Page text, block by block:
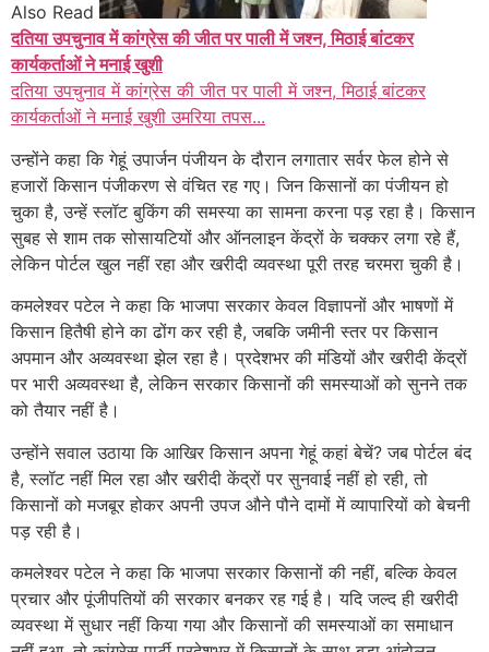
Also Read
दतिया उपचुनाव में कांग्रेस की जीत पर पाली में जश्न, मिठाई बांटकर
कार्यकर्ताओं ने मनाई खुशी
दतिया उपचुनाव में कांग्रेस की जीत पर पाली में जश्न, मिठाई बांटकर
कार्यकर्ताओं ने मनाई खुशी उमरिया तपस...
उन्होंने कहा कि गेहूं उपार्जन पंजीयन के दौरान लगातार सर्वर फेल होने से
हजारों किसान पंजीकरण से वंचित रह गए। जिन किसानों का पंजीयन हो
चुका है, उन्हें स्लॉट बुकिंग की समस्या का सामना करना पड़ रहा है। किसान
सुबह से शाम तक सोसायटियों और ऑनलाइन केंद्रों के चक्कर लगा रहे हैं,
लेकिन पोर्टल खुल नहीं रहा और खरीदी व्यवस्था पूरी तरह चरमरा चुकी है।
कमलेश्वर पटेल ने कहा कि भाजपा सरकार केवल विज्ञापनों और भाषणों में
किसान हितैषी होने का ढोंग कर रही है, जबकि जमीनी स्तर पर किसान
अपमान और अव्यवस्था झेल रहा है। प्रदेशभर की मंडियों और खरीदी केंद्रों
पर भारी अव्यवस्था है, लेकिन सरकार किसानों की समस्याओं को सुनने तक
को तैयार नहीं है।
उन्होंने सवाल उठाया कि आखिर किसान अपना गेहूं कहां बेचें? जब पोर्टल बंद
है, स्लॉट नहीं मिल रहा और खरीदी केंद्रों पर सुनवाई नहीं हो रही, तो
किसानों को मजबूर होकर अपनी उपज औने पौने दामों में व्यापारियों को बेचनी
पड़ रही है।
कमलेश्वर पटेल ने कहा कि भाजपा सरकार किसानों की नहीं, बल्कि केवल
प्रचार और पूंजीपतियों की सरकार बनकर रह गई है। यदि जल्द ही खरीदी
व्यवस्था में सुधार नहीं किया गया और किसानों की समस्याओं का समाधान